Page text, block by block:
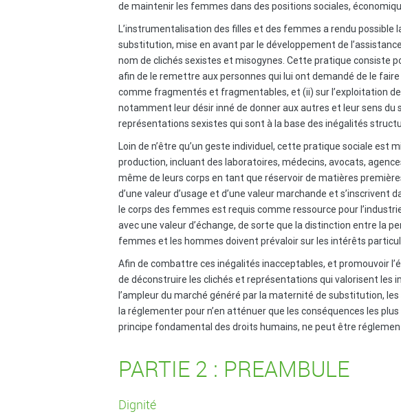
de maintenir les femmes dans des positions sociales,
L’instrumentalisation des filles et des femmes a rendu
substitution, mise en avant par le développement de
nom de clichés sexistes et misogynes. Cette pratique consiste
afin de le remettre aux personnes qui lui ont demandé de le
comme fragmentés et fragmentables, et (ii) sur l’exploitation
notamment leur désir inné de donner aux autres et leur sens
représentations sexistes qui sont à la base des inégalités
Loin de n’être qu’un geste individuel, cette pratique sociale
production, incluant des laboratoires, médecins, avocats,
même de leurs corps en tant que réservoir de matières
d’une valeur d’usage et d’une valeur marchande et
le corps des femmes est requis comme ressource pour
avec une valeur d’échange, de sorte que la distinction entre la
femmes et les hommes doivent prévaloir sur les intérêts
Afin de combattre ces inégalités inacceptables, et promouvoir
de déconstruire les clichés et représentations qui valorisent
l’ampleur du marché généré par la maternité de substitution,
la réglementer pour n’en atténuer que les conséquences les
principe fondamental des droits humains, ne peut être
PARTIE 2 : PREAMBULE
Dignité